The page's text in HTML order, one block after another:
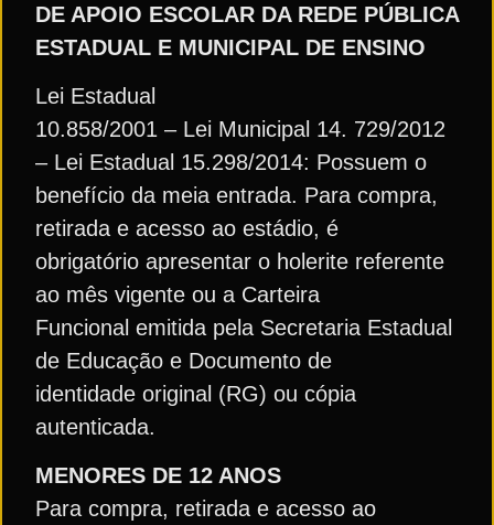
DE APOIO ESCOLAR DA REDE PÚBLICA
ESTADUAL E MUNICIPAL DE ENSINO
Lei Estadual
10.858/2001 – Lei Municipal 14. 729/2012
– Lei Estadual 15.298/2014: Possuem o
benefício da meia entrada. Para compra,
retirada e acesso ao estádio, é
obrigatório apresentar o holerite referente
ao mês vigente ou a Carteira
Funcional emitida pela Secretaria Estadual
de Educação e Documento de
identidade original (RG) ou cópia
autenticada.
MENORES DE 12 ANOS
Para compra, retirada e acesso ao